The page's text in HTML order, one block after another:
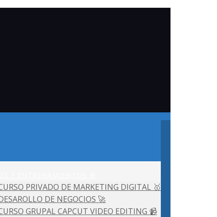
PRIVADO DE MARKETING DIGITAL 🥇
DE NEGOCIOS 🚀
GRUPAL CAPCUT VIDEO EDITING 📹